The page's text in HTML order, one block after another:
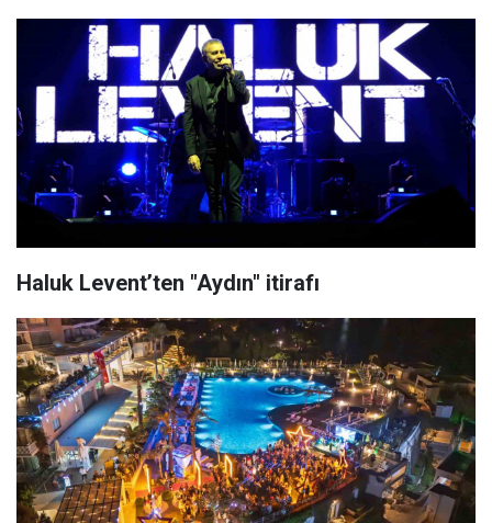
Haluk Levent’ten "Aydın" itirafı